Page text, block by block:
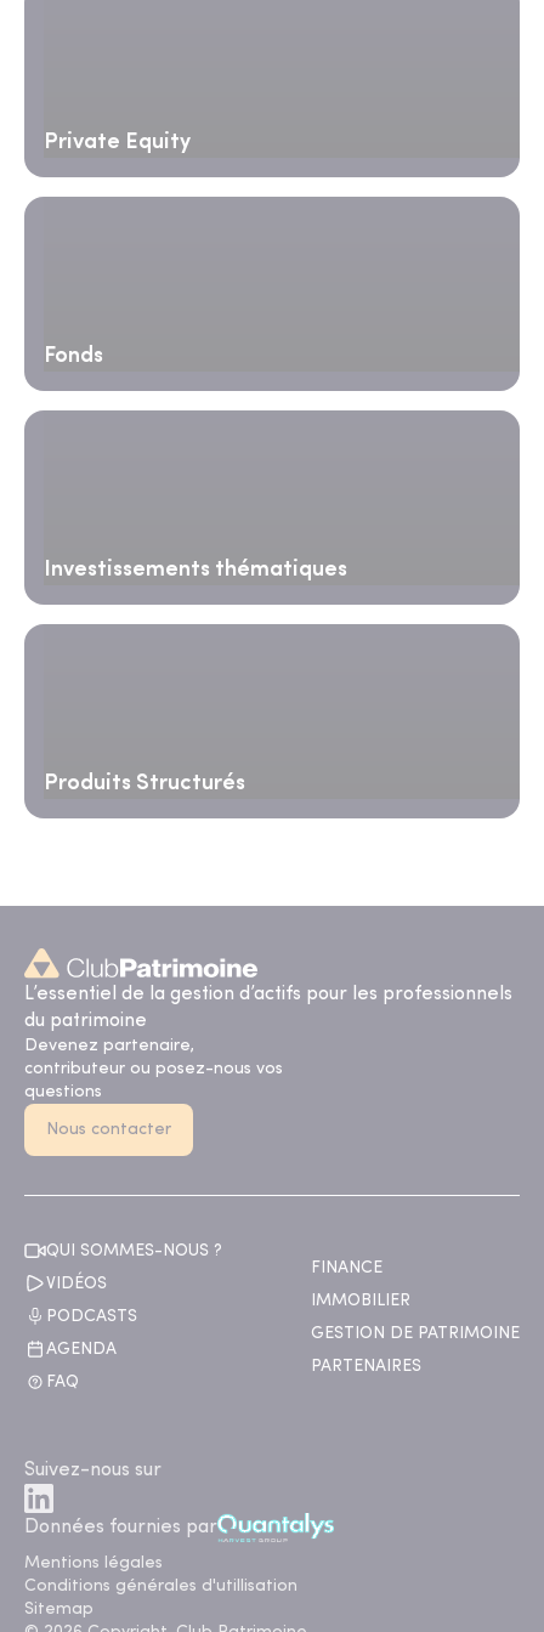
Private Equity
Fonds
Investissements thématiques
Produits Structurés
L’essentiel de la gestion d’actifs pour les professionnels
du patrimoine
Devenez partenaire,
contributeur ou posez-nous vos
questions
Nous contacter
QUI SOMMES-NOUS ?
VIDÉOS
PODCASTS
AGENDA
FAQ
FINANCE
IMMOBILIER
GESTION DE PATRIMOINE
PARTENAIRES
Suivez-nous sur
Données fournies par
Mentions légales
Conditions générales d'utillisation
Sitemap